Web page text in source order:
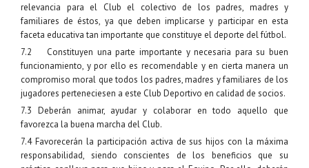
relevancia para el Club el colectivo de los padres, madres y
familiares de éstos, ya que deben implicarse y participar en esta
faceta educativa tan importante que constituye el deporte del fútbol.
7.2 Constituyen una parte importante y necesaria para su buen
funcionamiento, y por ello es recomendable y en cierta manera un
compromiso moral que todos los padres, madres y familiares de los
jugadores perteneciesen a este Club Deportivo en calidad de socios.
7.3 Deberán animar, ayudar y colaborar en todo aquello que
favorezca la buena marcha del Club.
7.4 Favorecerán la participación activa de sus hijos con la máxima
responsabilidad, siendo conscientes de los beneficios que su